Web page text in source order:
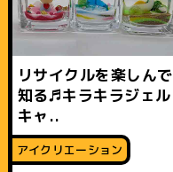
リサイクルを楽しんで
知る♬キラキラジェル
キャ..
アイクリエーション